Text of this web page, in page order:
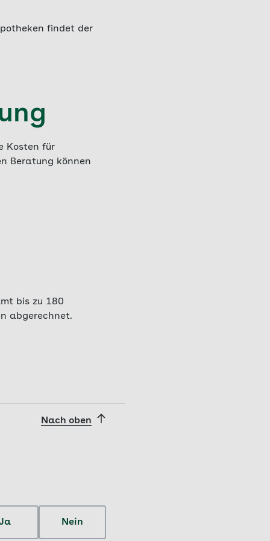
findet der
Kosten für
Beratung können
bis zu 180
abgerechnet.
Nach oben
Nein